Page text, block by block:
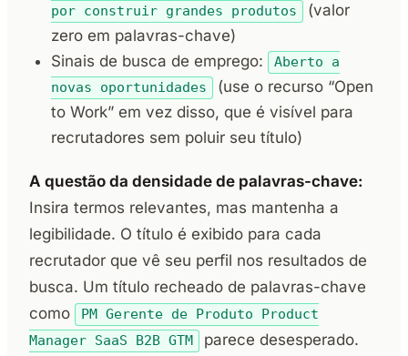
por construir grandes produtos
(valor
zero em palavras-chave)
Sinais de busca de emprego:
Aberto a
novas oportunidades
(use o recurso “Open
to Work” em vez disso, que é visível para
recrutadores sem poluir seu título)
A questão da densidade de palavras-chave:
Insira termos relevantes, mas mantenha a
legibilidade. O título é exibido para cada
recrutador que vê seu perfil nos resultados de
busca. Um título recheado de palavras-chave
como
PM Gerente de Produto Product
Manager SaaS B2B GTM
parece desesperado.